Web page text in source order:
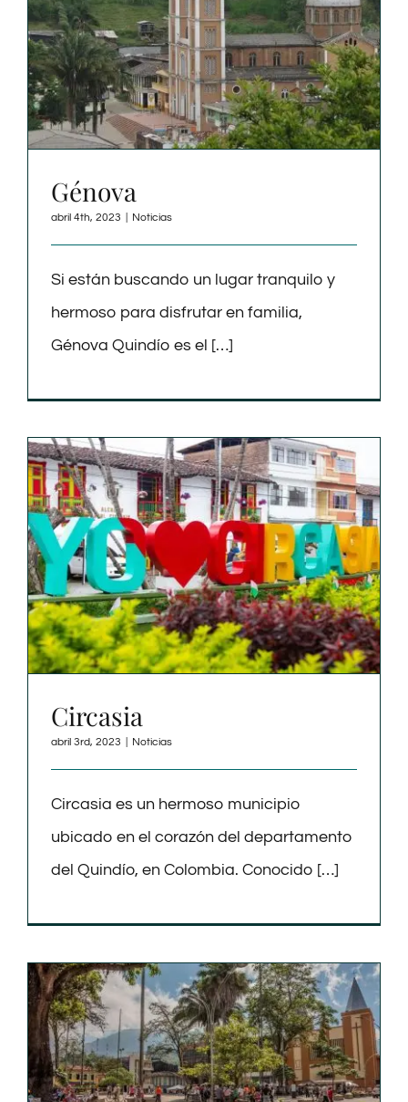
Génova
abril 4th, 2023 Noticias
Si están buscando un lugar tranquilo y
hermoso para disfrutar en familia,
Génova Quindío es el […]
Circasia
abril 3rd, 2023 Noticias
Circasia es un hermoso municipio
ubicado en el corazón del departamento
del Quindío, en Colombia. Conocido […]